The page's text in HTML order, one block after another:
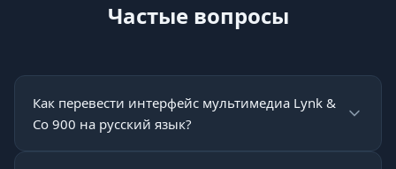
Частые вопросы
Как перевести интерфейс мультимедиа Lynk &
Co 900 на русский язык?